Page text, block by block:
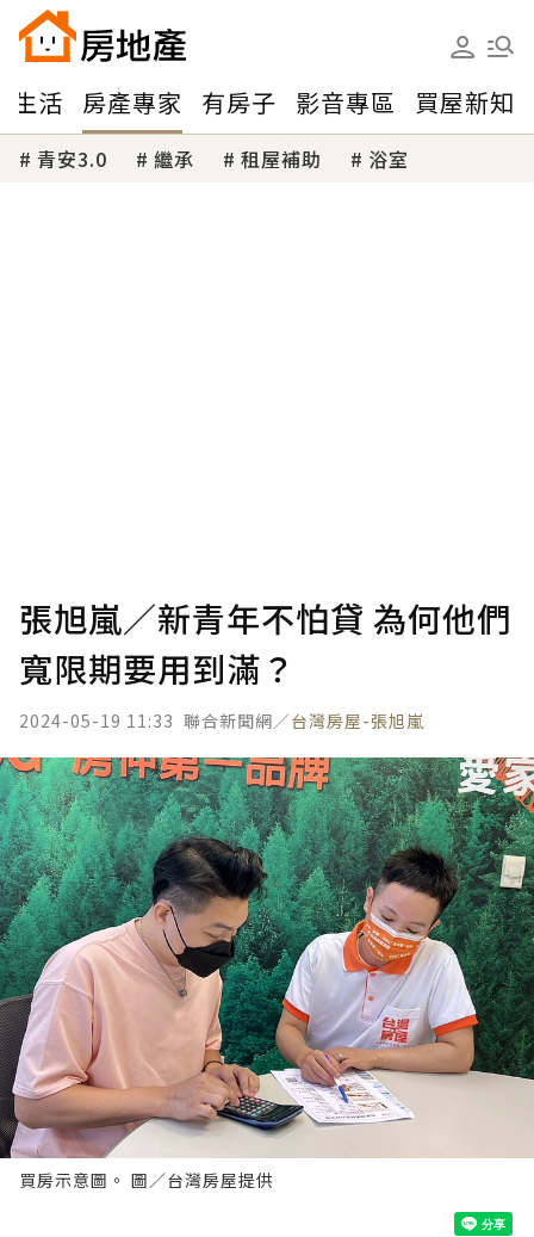
生活 房產專家 有房子 影音專區 買屋新知
青安3.0 繼承 租屋補助 浴室
張旭嵐／新青年不怕貸 為何他們
寬限期要用到滿？
2024-05-19 11:33 聯合新聞網／台灣房屋-張旭嵐
買房示意圖。 圖／台灣房屋提供